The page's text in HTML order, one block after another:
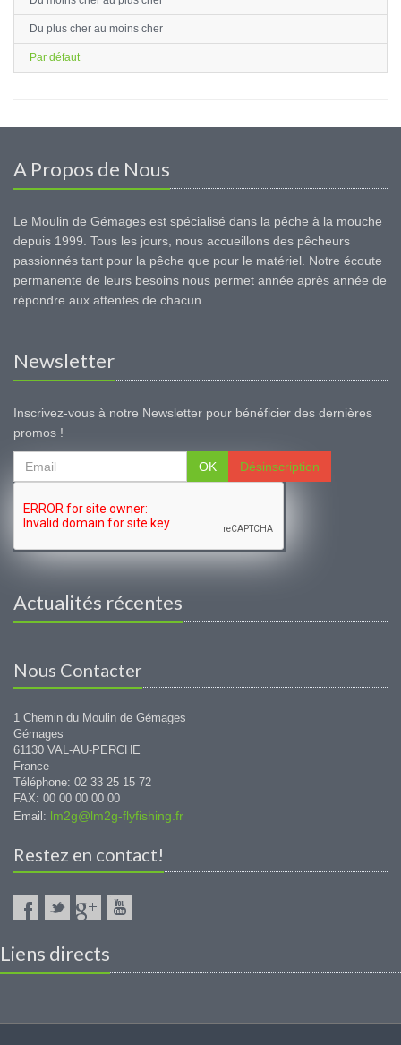
Du plus cher au moins cher
Par défaut
A Propos de Nous
Le Moulin de Gémages est spécialisé dans la pêche à la mouche
depuis 1999. Tous les jours, nous accueillons des pêcheurs
passionnés tant pour la pêche que pour le matériel. Notre écoute
permanente de leurs besoins nous permet année après année de
répondre aux attentes de chacun.
Newsletter
Inscrivez-vous à notre Newsletter pour bénéficier des dernières
promos !
OK Désinscription
Actualités récentes
Nous Contacter
1 Chemin du Moulin de Gémages
Gémages
61130 VAL-AU-PERCHE
France
Téléphone: 02 33 25 15 72
FAX: 00 00 00 00 00
Email: lm2g@lm2g-flyfishing.fr
Restez en contact!
Liens directs